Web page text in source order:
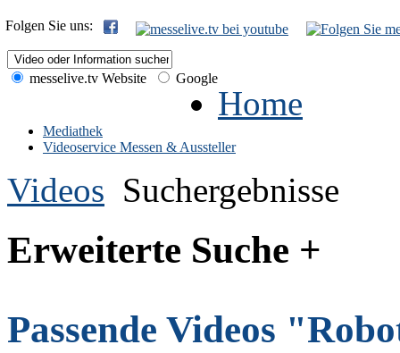
Folgen Sie uns:
messelive.tv Website Google
Home
Mediathek
Videoservice Messen & Aussteller
Videos Suchergebnisse
Erweiterte Suche +
Passende Videos